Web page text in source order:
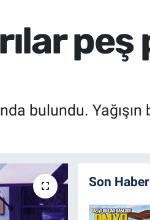
peş
bulundu.
Son